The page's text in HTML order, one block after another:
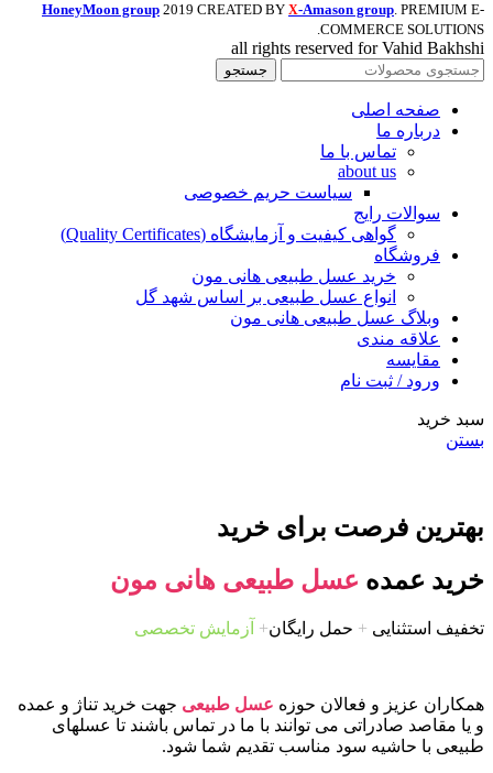
HoneyMoon group 2019 CREATED BY X-Amason group. PREMIUM E-
COMMERCE SOLUTIONS.
all rights reserved for Vahid Bakhshi
جستجو
صفحه اصلی
درباره ما
تماس با ما
about us
سیاست حریم خصوصی
سوالات رایج
گواهی کیفیت و آزمایشگاه (Quality Certificates)
فروشگاه
خرید عسل طبیعی هانی مون
انواع عسل طبیعی بر اساس شهد گل
وبلاگ عسل طبیعی هانی مون
علاقه مندی
مقایسه
ورود / ثبت نام
سبد خرید
بستن
بهترین فرصت برای خرید
خرید عمده عسل طبیعی هانی مون
تخفیف استثنایی + حمل رایگان+ آزمایش تخصصی
همکاران عزیز و فعالان حوزه عسل طبیعی جهت خرید تناژ و عمده
و یا مقاصد صادراتی می توانند با ما در تماس باشند تا عسلهای
طبیعی با حاشیه سود مناسب تقدیم شما شود.